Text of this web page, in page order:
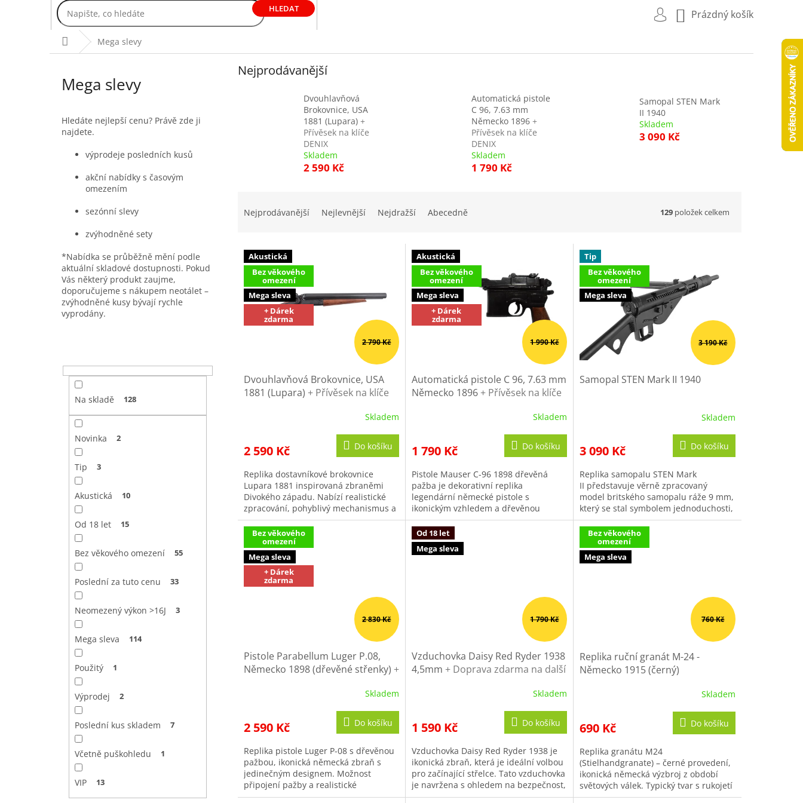
HLEDAT
NÁKUPNÍ
Prázdný košík
Domů Mega slevy
Mega slevy
Hledáte nejlepší cenu? Právě zde ji
najdete.
výprodeje posledních kusů
akční nabídky s časovým
omezením
sezónní slevy
zvýhodněné sety
*Nabídka se průběžně mění podle
aktuální skladové dostupnosti. Pokud
Vás některý produkt zaujme,
doporučujeme s nákupem neotálet –
zvýhodněné kusy bývají rychle
vyprodány.
Na skladě 128
Novinka 2
Tip 3
Akustická 10
Od 18 let 15
Bez věkového omezení 55
Poslední za tuto cenu 33
Neomezený výkon >16J 3
Mega sleva 114
Použitý 1
Výprodej 2
Poslední kus skladem 7
Včetně puškohledu 1
VIP 13
Nejprodávanější
Dvouhlavňová
Brokovnice, USA
1881 (Lupara) +
Přívěsek na klíče
DENIX
Skladem
2 590 Kč
Automatická pistole
C 96, 7.63 mm
Německo 1896 +
Přívěsek na klíče
DENIX
Skladem
1 790 Kč
Samopal STEN Mark
II 1940
Skladem
3 090 Kč
n
o
u
Nejprodávanější Nejlevnější Nejdražší Abecedně 129 položek celkem
V Akustická
Bez věkového
omezení
Mega sleva
+ Dárek
zdarma
2 790 Kč
Dvouhlavňová Brokovnice, USA
1881 (Lupara) + Přívěsek na klíče
je
z
5
hvězdiček.
Skladem
2 590 Kč Do košíku
Replika dostavníkové brokovnice
Lupara 1881 inspirovaná zbraněmi
Divokého západu. Nabízí realistické
zpracování, pohyblivý mechanismus a
autentický vzhled. Ideální jako
dekorace...
Akustická
Bez věkového
omezení
Mega sleva
+ Dárek
zdarma
1 990 Kč
Automatická pistole C 96, 7.63 mm
Německo 1896+ Přívěsek na klíče
je
z
5
hvězdiček.
Skladem
1 790 Kč Do košíku
Pistole Mauser C-96 1898 dřevěná
pažba je dekorativní replika
legendární německé pistole s
ikonickým vzhledem a dřevěnou
pažbou. Ideální kousek do sbírky pro
milovníky...
Tip
Bez věkového
omezení
Mega sleva
3 190 Kč
Samopal STEN Mark II 1940
je
z
5
hvězdiček.
Skladem
3 090 Kč Do košíku
Replika samopalu STEN Mark
II představuje věrně zpracovaný
model britského samopalu ráže 9 mm,
který se stal symbolem jednoduchosti,
spolehlivosti...
Bez věkového
omezení
Mega sleva
+ Dárek
zdarma
2 830 Kč
Pistole Parabellum Luger P.08,
Německo 1898 (dřevěné střenky) +
je
z
5
hvězdiček.
Skladem
2 590 Kč Do košíku
Replika pistole Luger P-08 s dřevěnou
pažbou, ikonická německá zbraň s
jedinečným designem. Možnost
připojení pažby a realistické
zpracování z ní dělají výjimečný
Od 18 let
Mega sleva
1 790 Kč
Vzduchovka Daisy Red Ryder 1938
4,5mm + Doprava zdarma na další
je
z
5
hvězdiček.
Skladem
1 590 Kč Do košíku
Vzduchovka Daisy Red Ryder 1938 je
ikonická zbraň, která je ideální volbou
pro začínající střelce. Tato vzduchovka
je navržena s ohledem na bezpečnost,
jednoduchost použití a...
Bez věkového
omezení
Mega sleva
760 Kč
Replika ruční granát M-24 -
Německo 1915 (černý)
je
z
5
hvězdiček.
Skladem
690 Kč Do košíku
Replika granátu M24
(Stielhandgranate) – černé provedení,
ikonická německá výzbroj z období
světových válek. Typický tvar s rukojetí
z něj dělá atraktivní sběratelský